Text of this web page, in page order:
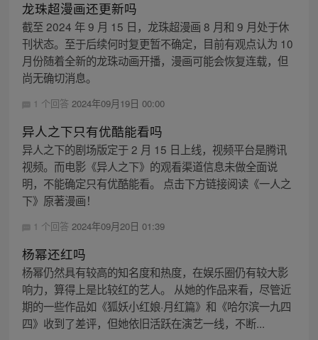
龙珠超漫画还更新吗
截至 2024 年 9 月 15 日，龙珠超漫画 8 月和 9 月处于休
刊状态。至于后续何时复更暂不确定，目前有观点认为 10
月份随着全新的龙珠动画开播，漫画可能会恢复连载，但
尚无确切消息。
1 个回答 2024年09月19日 00:00
异人之下只有优酷能看吗
异人之下的剧场版定于 2 月 15 日上线，视频平台是腾讯
视频。而电影《异人之下》的观看渠道信息未做全面说
明，不能确定只有优酷能看。 点击下方链接阅读《一人之
下》原著漫画！
1 个回答 2024年09月20日 01:39
杨幂还红吗
杨幂仍然具有较高的知名度和热度，在娱乐圈仍有较大影
响力，算得上是比较红的艺人。 从她的作品来看，尽管近
期的一些作品如《狐妖小红娘·月红篇》和《哈尔滨一九四
四》收到了差评，但她依旧活跃在演艺一线，不断...